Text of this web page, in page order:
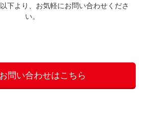
下より、お気軽にお問い合わせくださ
い。
お問い合わせはこちら